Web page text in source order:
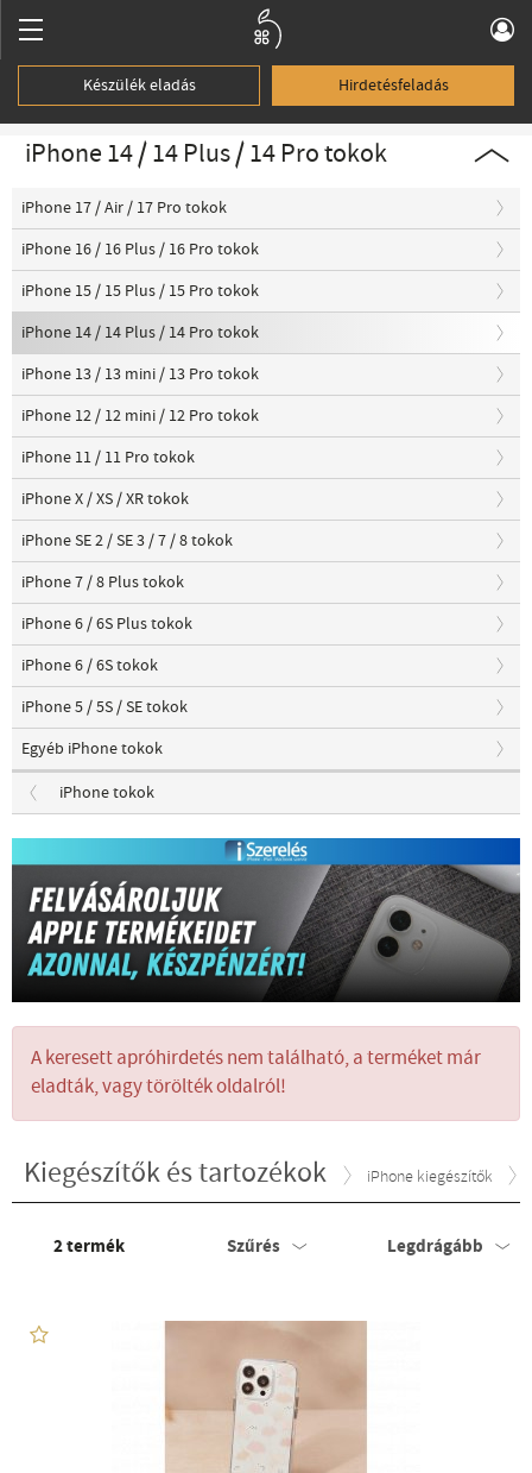
Készülék eladás Hirdetésfeladás
iPhone 14 / 14 Plus / 14 Pro tokok
iPhone 17 / Air / 17 Pro tokok
iPhone 16 / 16 Plus / 16 Pro tokok
iPhone 15 / 15 Plus / 15 Pro tokok
iPhone 14 / 14 Plus / 14 Pro tokok
iPhone 13 / 13 mini / 13 Pro tokok
iPhone 12 / 12 mini / 12 Pro tokok
iPhone 11 / 11 Pro tokok
iPhone X / XS / XR tokok
iPhone SE 2 / SE 3 / 7 / 8 tokok
iPhone 7 / 8 Plus tokok
iPhone 6 / 6S Plus tokok
iPhone 6 / 6S tokok
iPhone 5 / 5S / SE tokok
Egyéb iPhone tokok
iPhone tokok
A keresett apróhirdetés nem található, a terméket már
eladták, vagy törölték oldalról!
Kiegészítők és tartozékok iPhone kiegészítők
2termék Szűrés Legdrágább